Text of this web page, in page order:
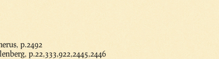
p.2492
p.22,333,922,2445,2446